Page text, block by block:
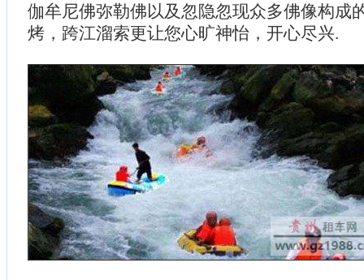
伽牟尼佛弥勒佛以及忽隐忽现众多佛像构成
烤，跨江溜索更让您心旷神怡，开心尽兴.